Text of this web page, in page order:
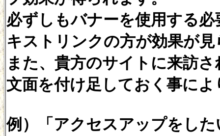
必ずしもバナーを使用する
キストリンクの方が効果が
また、貴方のサイトに来訪
文面を付け足しておく事に
例）「アクセスアップをし